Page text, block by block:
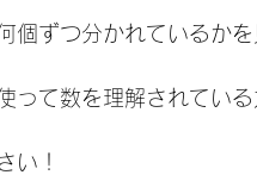
個ずつ分かれているか
って数を理解されてい
い！